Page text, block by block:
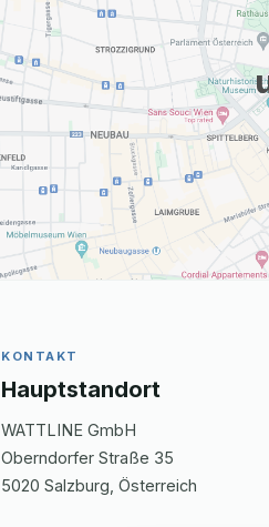
KONTAKT
Hauptstandort
WATTLINE GmbH
Oberndorfer Straße 35
5020 Salzburg , Österreich